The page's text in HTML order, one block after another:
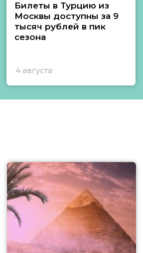
Билеты в Турцию из
Москвы доступны за 9
тысяч рублей в пик
сезона
4 августа